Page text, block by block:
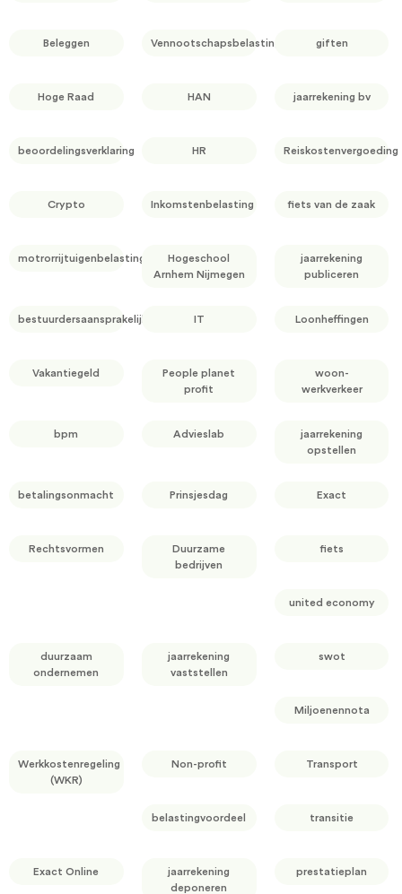
Beleggen Vennootschapsbelasting giften
Hoge Raad HAN jaarrekening bv
beoordelingsverklaring HR Reiskostenvergoeding
Crypto Inkomstenbelasting fiets van de zaak
motrorrijtuigenbelasting
Hogeschool
Arnhem Nijmegen
jaarrekening
publiceren
bestuurdersaansprakelijkheid IT Loonheffingen
Vakantiegeld
People planet
profit
woon-
werkverkeer
bpm Advieslab
jaarrekening
opstellen
betalingsonmacht Prinsjesdag Exact
Rechtsvormen
Duurzame
bedrijven
fiets
united economy
duurzaam
ondernemen
jaarrekening
vaststellen
swot
Miljoenennota
Werkkostenregeling
(WKR)
Non-profit Transport
belastingvoordeel transitie
Exact Online
jaarrekening
deponeren
prestatieplan